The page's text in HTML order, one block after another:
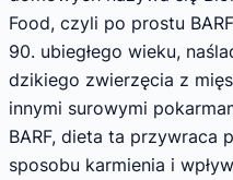
Food, czyli po prostu
90. ubiegłego wieku,
dzikiego zwierzęcia z
innymi surowymi
BARF, dieta ta przywraca
sposobu karmienia i